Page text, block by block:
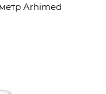
Arhimed